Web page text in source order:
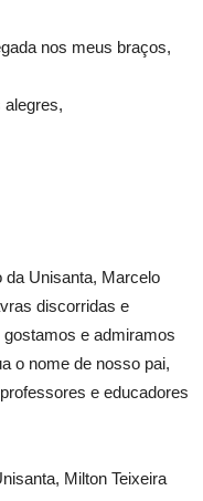
nos meus braços,
alegres,
da Unisanta, Marcelo
discorridas e
gostamos e admiramos
o nome de nosso pai,
e educadores
Milton Teixeira